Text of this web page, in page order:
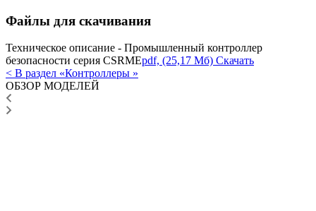
Файлы для скачивания
Техническое описание - Промышленный контроллер
безопасности серия CSRMEpdf, (25,17 Мб) Скачать
< В раздел «Контроллеры »
ОБЗОР МОДЕЛЕЙ